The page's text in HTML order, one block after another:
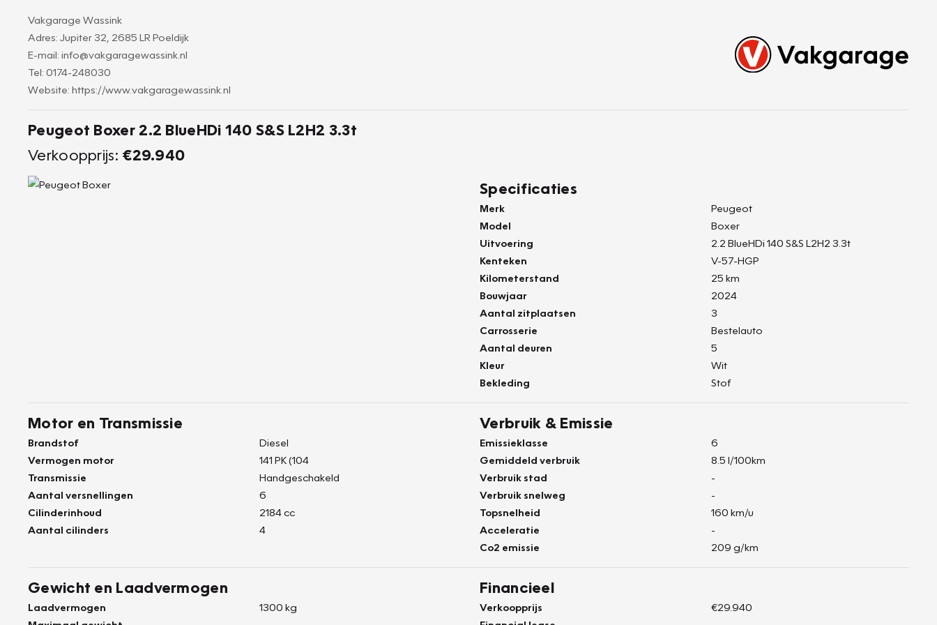
Vakgarage Wassink
Adres: Jupiter 32, 2685 LR Poeldijk
E-mail: info@vakgaragewassink.nl
Tel: 0174-248030
Website: https://www.vakgaragewassink.nl
Peugeot Boxer 2.2 BlueHDi 140 S&S L2H2 3.3t
Verkoopprijs: €29.940
Specificaties
Merk
Peugeot
Model
Boxer
Uitvoering
2.2 BlueHDi 140 S&S L2H2 3.3t
Kenteken
V-57-HGP
Kilometerstand
25 km
Bouwjaar
2024
Aantal zitplaatsen
3
Carrosserie
Bestelauto
Aantal deuren
5
Kleur
Wit
Bekleding
Stof
Motor en Transmissie
Brandstof
Diesel
Vermogen motor
141 PK (104
Transmissie
Handgeschakeld
Aantal versnellingen
6
Cilinderinhoud
2184 cc
Aantal cilinders
4
Verbruik & Emissie
Emissieklasse
6
Gemiddeld verbruik
8.5 l/100km
Verbruik stad
-
Verbruik snelweg
-
Topsnelheid
160 km/u
Acceleratie
-
Co2 emissie
209 g/km
Gewicht en Laadvermogen
Laadvermogen
1300 kg
Financieel
Verkoopprijs
€29.940